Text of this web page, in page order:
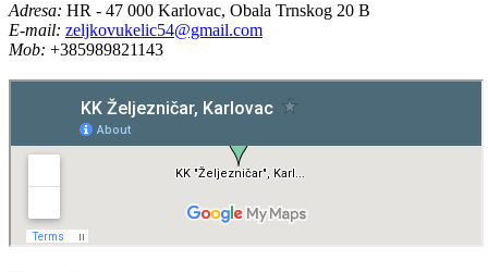
Adresa: HR - 47 000 Karlovac, Obala Trnskog 20 B
E-mail: zeljkovukelic54@gmail.com
Mob: +385989821143